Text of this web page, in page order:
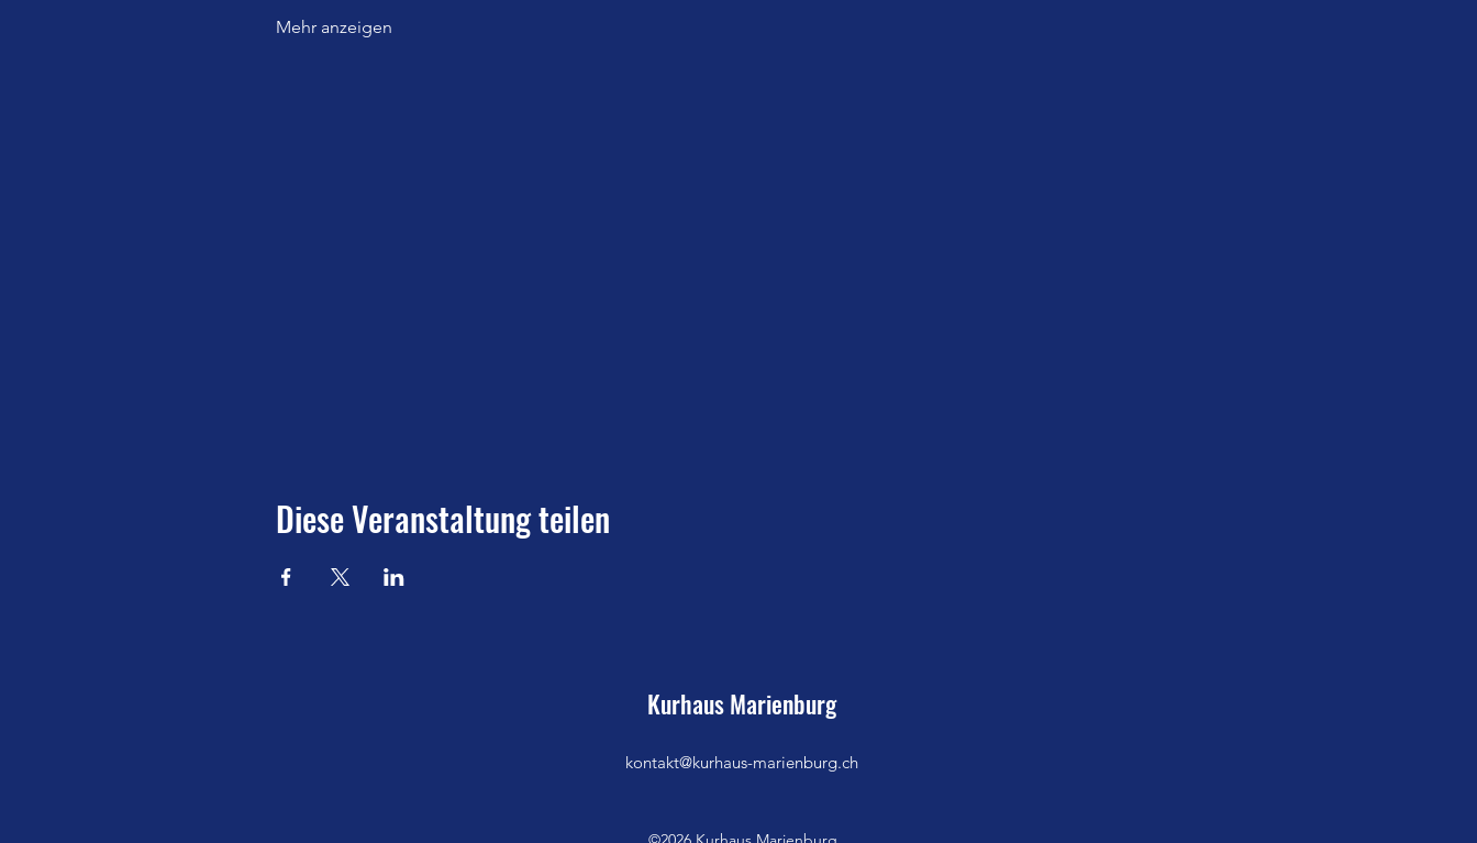
Mehr anzeigen
Diese Veranstaltung teilen
Kurhaus Marienburg
kontakt@kurhaus-marienburg.ch